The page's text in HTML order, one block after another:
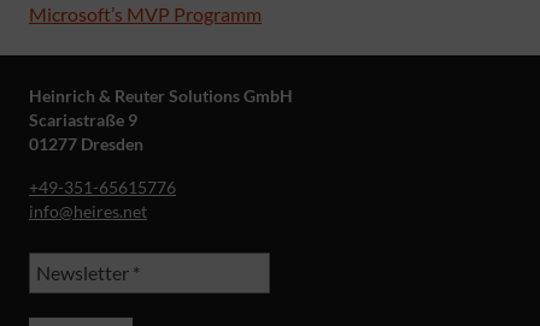
Microsoft’s MVP Programm
Heinrich & Reuter Solutions GmbH
Scariastraße 9
01277 Dresden
+49-351-65615776
info@heires.net